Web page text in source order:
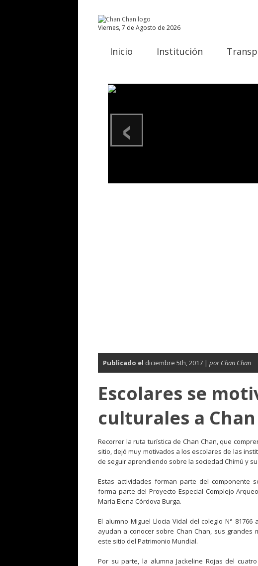
Viernes, 7 de Agosto de 2026
Inicio Institución
‹
Publicado el diciembre 5th, 2017 | por Chan Chan
Escolares se
culturales a Chan
Recorrer la ruta turística de Chan Chan, que
sitio, dejó muy motivados a los escolares de las
de seguir aprendiendo sobre la sociedad Chimú y
Estas actividades forman parte del componente
forma parte del Proyecto Especial Complejo
María Elena Córdova Burga.
El alumno Miguel Llocia Vidal del colegio N°
ayudan a conocer sobre Chan Chan, sus
este sitio del Patrimonio Mundial.
Por su parte, la alumna Jackeline Rojas del